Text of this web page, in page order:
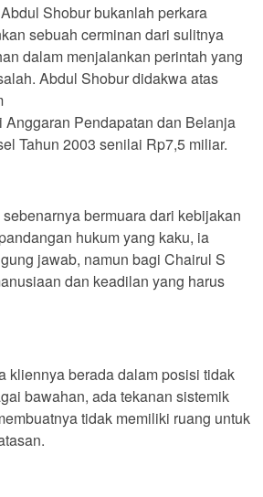
Shobur bukanlah perkara
sebuah cerminan dari sulitnya
dalam menjalankan perintah yang
Abdul Shobur didakwa atas
Anggaran Pendapatan dan Belanja
Tahun 2003 senilai Rp7,5 miliar.
bermuara dari kebijakan
hukum yang kaku, ia
jawab, namun bagi Chairul S
dan keadilan yang harus
kliennya berada dalam posisi tidak
bawahan, ada tekanan sistemik
tidak memiliki ruang untuk